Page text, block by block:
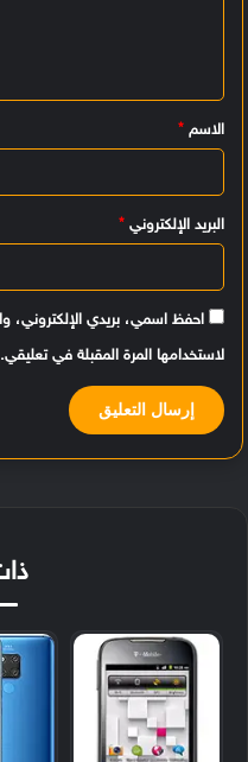
ي
ق
الاسم *
البريد الإلكتروني *
احفظ اسمي، بريدي الإلكتروني،
لاستخدامها المرة المقبلة في تعليقي.